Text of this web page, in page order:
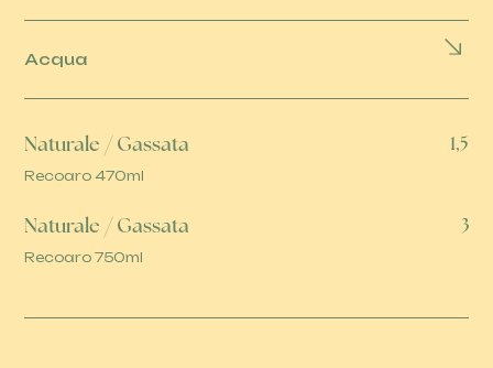
Acqua
Naturale / Gassata 1,5
Recoaro 470ml
Naturale / Gassata 3
Recoaro 750ml